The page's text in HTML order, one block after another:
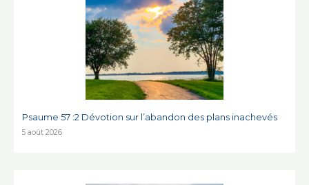
Psaume 57 :2 Dévotion sur l’abandon des plans inachevés
5 août 2026